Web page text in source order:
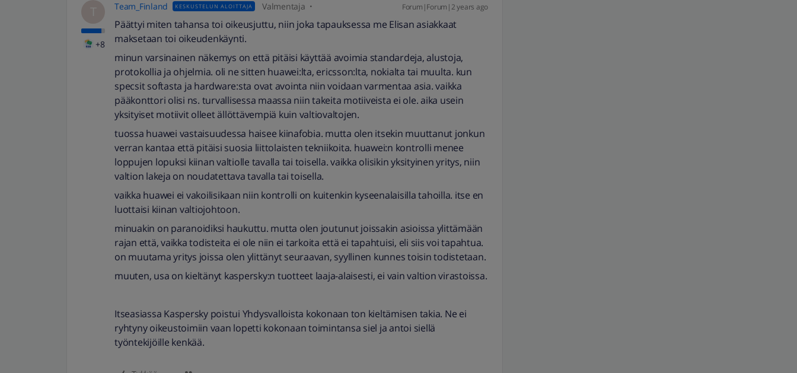
T
+8
Team_Finland KESKUSTELUN ALOITTAJA Valmentaja Forum|Forum|2 years ago
Päättyi miten tahansa toi oikeusjuttu, niin joka tapauksessa me Elisan asiakkaat
maksetaan toi oikeudenkäynti.
minun varsinainen näkemys on että pitäisi käyttää avoimia standardeja, alustoja,
protokollia ja ohjelmia. oli ne sitten huawei:lta, ericsson:lta, nokialta tai muulta. kun
specsit softasta ja hardware:sta ovat avointa niin voidaan varmentaa asia. vaikka
pääkonttori olisi ns. turvallisessa maassa niin takeita motiiveista ei ole. aika usein
yksityiset motiivit olleet ällöttävempiä kuin valtiovaltojen.
tuossa huawei vastaisuudessa haisee kiinafobia. mutta olen itsekin muuttanut jonkun
verran kantaa että pitäisi suosia liittolaisten tekniikoita. huawei:n kontrolli menee
loppujen lopuksi kiinan valtiolle tavalla tai toisella. vaikka olisikin yksityinen yritys, niin
valtion lakeja on noudatettava tavalla tai toisella.
vaikka huawei ei vakoilisikaan niin kontrolli on kuitenkin kyseenalaisilla tahoilla. itse en
luottaisi kiinan valtiojohtoon.
minuakin on paranoidiksi haukuttu. mutta olen joutunut joissakin asioissa ylittämään
rajan että, vaikka todisteita ei ole niin ei tarkoita että ei tapahtuisi, eli siis voi tapahtua.
on muutama yritys joissa olen ylittänyt seuraavan, syyllinen kunnes toisin todistetaan.
muuten, usa on kieltänyt kaspersky:n tuotteet laaja-alaisesti, ei vain valtion virastoissa.
Itseasiassa Kaspersky poistui Yhdysvalloista kokonaan ton kieltämisen takia. Ne ei
ryhtyny oikeustoimiin vaan lopetti kokonaan toimintansa siel ja antoi siellä
työntekijöille kenkää.